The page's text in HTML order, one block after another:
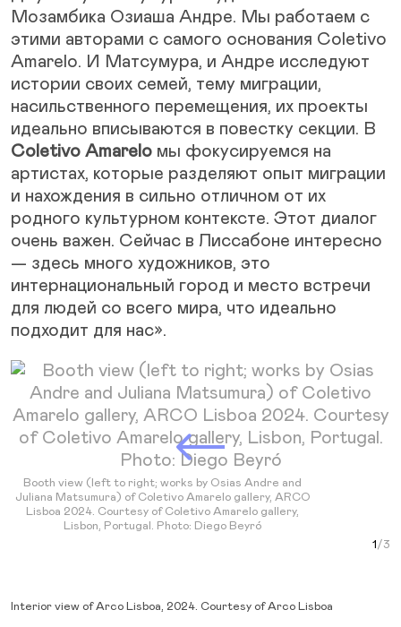
Мозамбика Озиаша Андре. Мы работаем с
этими авторами с самого основания Coletivo
Amarelo. И Матсумура, и Андре исследуют
истории своих семей, тему миграции,
насильственного перемещения, их проекты
идеально вписываются в повестку секции. В
Coletivo Amarelo мы фокусируемся на
артистах, которые разделяют опыт миграции
и нахождения в сильно отличном от их
родного культурном контексте. Этот диалог
очень важен. Сейчас в Лиссабоне интересно
— здесь много художников, это
интернациональный город и место встречи
для людей со всего мира, что идеально
подходит для нас».
Next Slide
Booth view (left to right; works by Osias Andre and
Juliana Matsumura) of Coletivo Amarelo gallery, ARCO
Lisboa 2024. Courtesy of Coletivo Amarelo gallery,
Lisbon, Portugal. Photo: Diego Beyró
Interior view of Arco Lisboa, 2024. Courtesy of Arco Lisboa